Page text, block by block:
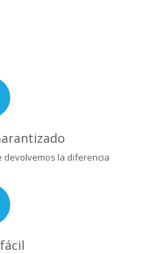
devolvemos la diferencia